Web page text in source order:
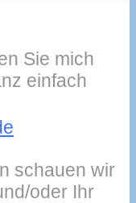
Sie mich
einfach
schauen wir
oder Ihr